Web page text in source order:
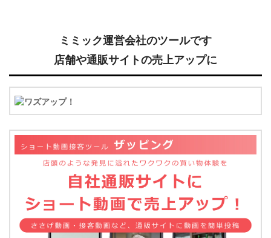
ミミック運営会社のツールです
店舗や通販サイトの売上アップに